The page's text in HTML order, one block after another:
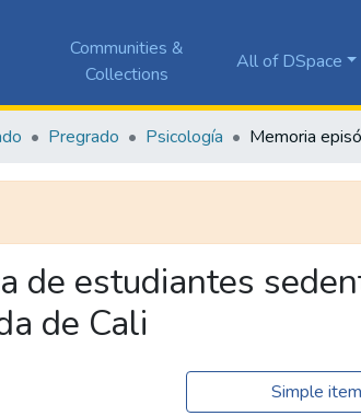
Communities &
Collections
All of DSpace
Pregrado Psicología
de estudiantes
de Cali
Simple